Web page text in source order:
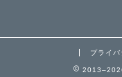
プライ